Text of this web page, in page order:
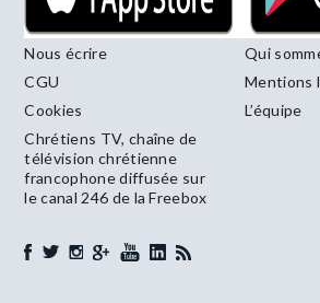
Nous écrire
Qui
CGU
Mentions
Cookies
L’équipe
Chrétiens TV, chaîne de
télévision chrétienne
francophone diffusée sur
le canal 246 de la Freebox